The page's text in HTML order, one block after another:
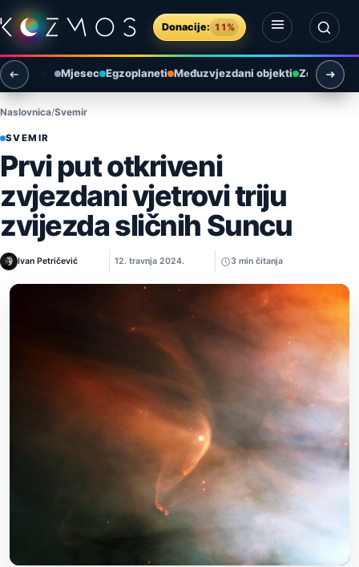
Preskoči na sadržaj
Donacije: 11%
Otvori izbornik
Otvori pretragu
Mjesec Egzoplaneti Međuzvjezdani objekti Zemlja i
Naslovnica Svemir
SVEMIR
Prvi put otkriveni
zvjezdani vjetrovi triju
zvijezda sličnih Suncu
Ivan Petričević 12. travnja 2024. 3 min čitanja